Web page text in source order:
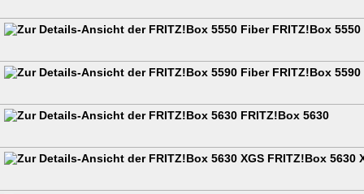
FRITZ!Box 5550
FRITZ!Box 5590
FRITZ!Box 5630
FRITZ!Box 5630